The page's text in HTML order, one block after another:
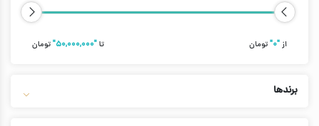
از"۰" تومان تا"۵۰,۰۰۰,۰۰۰" تومان
برندها